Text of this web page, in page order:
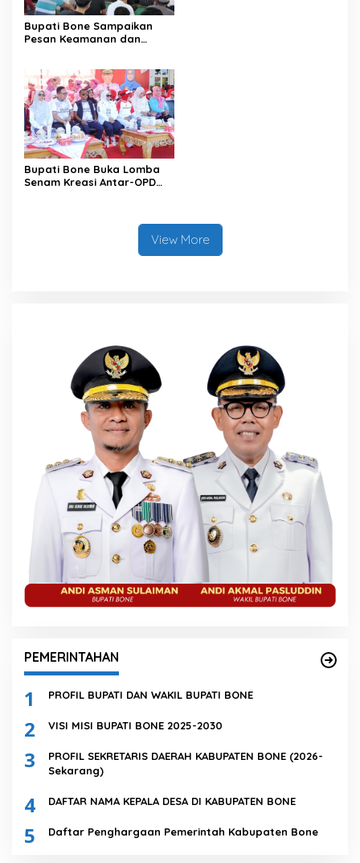
Bupati Bone Sampaikan
Pesan Keamanan dan
Bupati Bone Buka Lomba
Senam Kreasi Antar-OPD
View More
PEMERINTAHAN
1 PROFIL BUPATI DAN WAKIL BUPATI BONE
2 VISI MISI BUPATI BONE 2025-2030
3
PROFIL SEKRETARIS DAERAH KABUPATEN BONE (2026-
Sekarang)
4 DAFTAR NAMA KEPALA DESA DI KABUPATEN BONE
5 Daftar Penghargaan Pemerintah Kabupaten Bone